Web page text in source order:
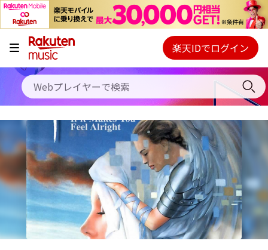
キャンペーン
料金プラン
使い方
初回30日間無料お試し
Webプレイヤー
ご契約内容の確認・変更
楽天IDでログイン